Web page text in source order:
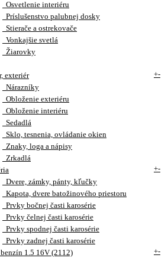
Osvetlenie interiéru
Príslušenstvo palubnej dosky
Stierače a ostrekovače
Vonkajšie svetlá
Žiarovky
exteriér
+-
Nárazníky
Obloženie exteriéru
Obloženie interiéru
Sedadlá
Sklo, tesnenia, ovládanie okien
Znaky, loga a nápisy
Zrkadlá
+-
Dvere, zámky, pánty, kľučky
Kapota, dvere batožinového priestoru
Prvky bočnej časti karosérie
Prvky čelnej časti karosérie
Prvky spodnej časti karosérie
Prvky zadnej časti karosérie
1.5 16V (2112)
+-